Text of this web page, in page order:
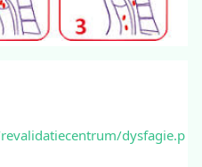
dysfagie.p